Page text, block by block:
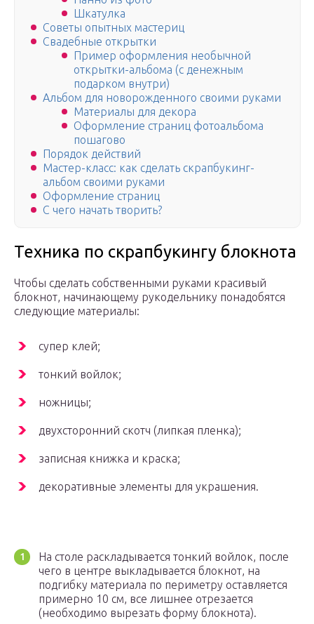
Шкатулка
Советы опытных мастериц
Свадебные открытки
Пример оформления необычной
открытки-альбома (с денежным
подарком внутри)
Альбом для новорожденного своими руками
Материалы для декора
Оформление страниц фотоальбома
пошагово
Порядок действий
Мастер-класс: как сделать скрапбукинг-
альбом своими руками
Оформление страниц
С чего начать творить?
Техника по скрапбукингу блокнота
Чтобы сделать собственными руками красивый
блокнот, начинающему рукодельнику понадобятся
следующие материалы:
супер клей;
тонкий войлок;
ножницы;
двухсторонний скотч (липкая пленка);
записная книжка и краска;
декоративные элементы для украшения.
На столе раскладывается тонкий войлок, после
чего в центре выкладывается блокнот, на
подгибку материала по периметру оставляется
примерно 10 см, все лишнее отрезается
(необходимо вырезать форму блокнота).